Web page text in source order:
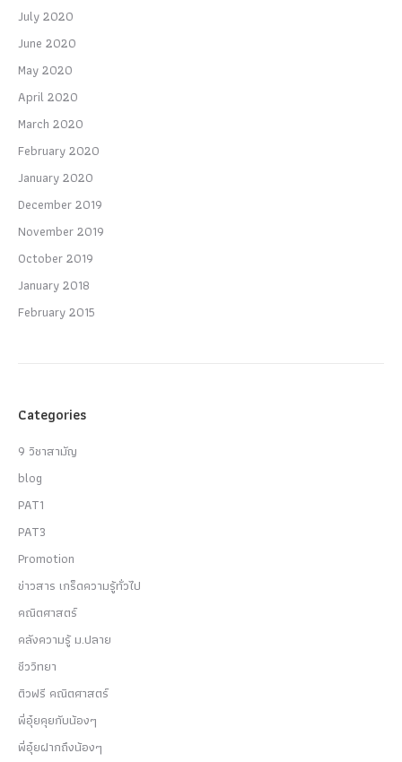
July 2020
June 2020
May 2020
April 2020
March 2020
February 2020
January 2020
December 2019
November 2019
October 2019
January 2018
February 2015
Categories
9 วิชาสามัญ
blog
PAT1
PAT3
Promotion
ข่าวสาร เกร็ดความรู้ทั่วไป
คณิตศาสตร์
คลังความรู้ ม.ปลาย
ชีววิทยา
ติวฟรี คณิตศาสตร์
พี่อุ๋ยคุยกับน้องๆ
พี่อุ๋ยฝากถึงน้องๆ